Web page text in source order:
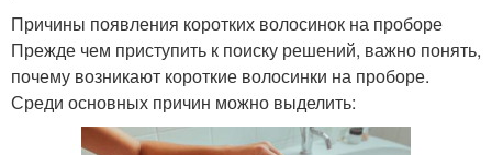
Причины появления коротких волосинок на проборе
Прежде чем приступить к поиску решений, важно понять,
почему возникают короткие волосинки на проборе.
Среди основных причин можно выделить: